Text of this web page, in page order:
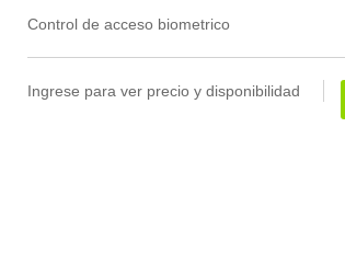
Control de acceso biometrico
Ingrese para ver precio y disponibilidad